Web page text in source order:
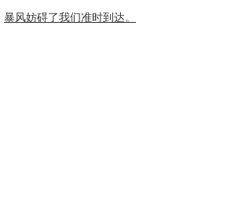
暴风妨碍了我们准时到达。